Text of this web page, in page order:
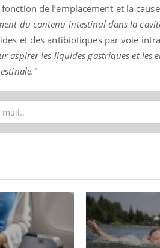
de l’emplacement et la
du contenu intestinal dans la
et des antibiotiques par voie
aspirer les liquides gastriques et les